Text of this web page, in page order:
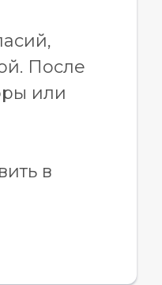
После
или
в